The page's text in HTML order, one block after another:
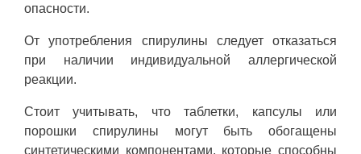
опасности.
От употребления спирулины следует отказаться
при наличии индивидуальной аллергической
реакции.
Стоит учитывать, что таблетки, капсулы или
порошки спирулины могут быть обогащены
синтетическими компонентами, которые способны